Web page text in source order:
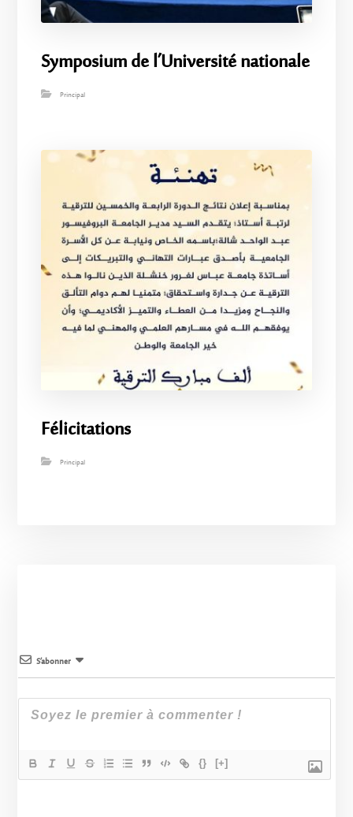
Symposium de l’Université nationale
Principal
Félicitations
Principal
S’abonner
{} [+]